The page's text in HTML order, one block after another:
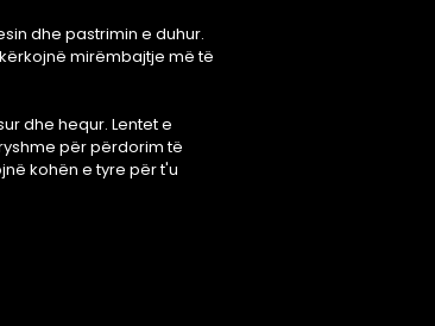
dhe pastrimin e duhur.
mirëmbajtje më të
dhe hequr. Lentet e
për përdorim të
kohën e tyre për t'u